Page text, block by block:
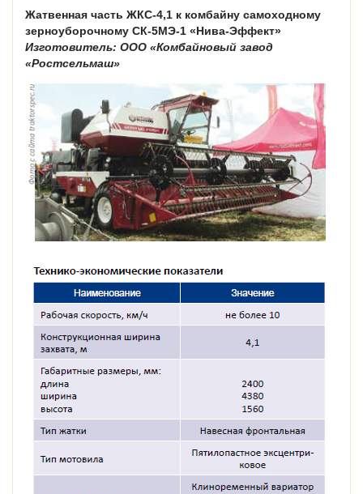
Жатвенная часть ЖКС-4,1 к комбайну самоходному
зерноуборочному СК-5МЭ-1 «Нива-Эффект»
Изготовитель: ООО «Комбайновый завод
«Ростсельмаш»